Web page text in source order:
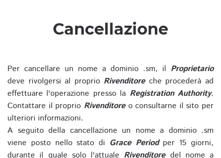
Cancellazione
Per cancellare un nome a dominio .sm, il Proprietario
deve rivolgersi al proprio Rivenditoreche procederà ad
effettuare l'operazione presso la Registration Authority.
Contattare il proprio Rivenditoreo consultarne il sito per
ulteriori informazioni.
A seguito della cancellazione un nome a dominio .sm
viene posto nello stato di Grace Periodper 15 giorni,
durante il quale solo l'attuale Rivenditoredel nome a